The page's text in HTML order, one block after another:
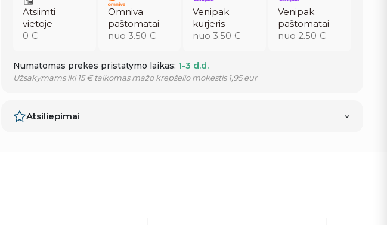
Atsiimti
vietoje
0 €
Omniva
paštomatai
nuo 3.50 €
Venipak
kurjeris
nuo 3.50 €
Venipak
paštomatai
nuo 2.50 €
Numatomas prekės pristatymo laikas: 1-3 d.d.
Užsakymams iki 15 € taikomas mažo krepšelio mokestis 1,95 eur
Atsiliepimai